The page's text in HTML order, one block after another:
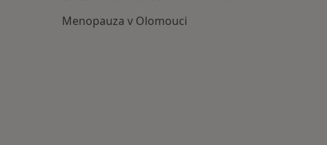
Menopauza v Olomouci